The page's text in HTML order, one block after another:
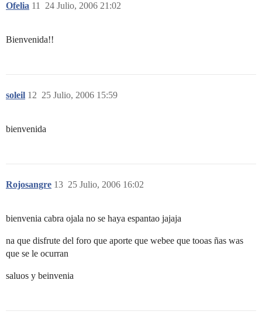
Ofelia 24 Julio, 2006 21:02
11
Bienvenida!!
soleil 25 Julio, 2006 15:59
12
bienvenida
Rojosangre 25 Julio, 2006 16:02
13
bienvenia cabra ojala no se haya espantao jajaja
na que disfrute del foro que aporte que webee que tooas ñas was
que se le ocurran
saluos y beinvenia